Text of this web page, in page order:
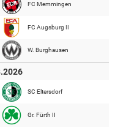
FC Memmingen
FC Augsburg II
W. Burghausen
SC Eltersdorf
Gr. Fürth II